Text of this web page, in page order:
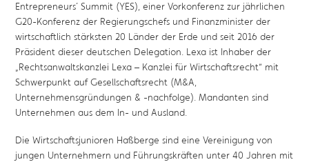
Entrepreneurs´ Summit (YES), einer Vorkonferenz zur jährlichen
G20-Konferenz der Regierungschefs und Finanzminister der
wirtschaftlich stärksten 20 Länder der Erde und seit 2016 der
Präsident dieser deutschen Delegation. Lexa ist Inhaber der
„Rechtsanwaltskanzlei Lexa – Kanzlei für Wirtschaftsrecht“ mit
Schwerpunkt auf Gesellschaftsrecht (M&A,
Unternehmensgründungen & -nachfolge). Mandanten sind
Unternehmen aus dem In- und Ausland.
Die Wirtschaftsjunioren Haßberge sind eine Vereinigung von
jungen Unternehmern und Führungskräften unter 40 Jahren mit